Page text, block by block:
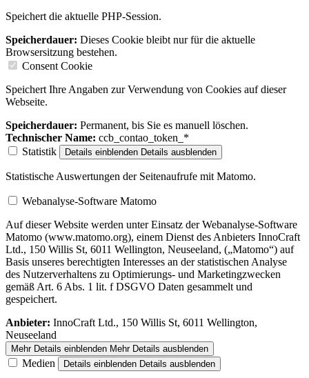
Speichert die aktuelle PHP-Session.
Speicherdauer: Dieses Cookie bleibt nur für die aktuelle
Browsersitzung bestehen.
Consent Cookie
Speichert Ihre Angaben zur Verwendung von Cookies auf dieser
Webseite.
Speicherdauer: Permanent, bis Sie es manuell löschen.
Technischer Name: ccb_contao_token_*
Statistik
Details einblenden Details ausblenden
Statistische Auswertungen der Seitenaufrufe mit Matomo.
Webanalyse-Software Matomo
Auf dieser Website werden unter Einsatz der Webanalyse-Software
Matomo (www.matomo.org), einem Dienst des Anbieters InnoCraft
Ltd., 150 Willis St, 6011 Wellington, Neuseeland, („Matomo“) auf
Basis unseres berechtigten Interesses an der statistischen Analyse
des Nutzerverhaltens zu Optimierungs- und Marketingzwecken
gemäß Art. 6 Abs. 1 lit. f DSGVO Daten gesammelt und
gespeichert.
Anbieter: InnoCraft Ltd., 150 Willis St, 6011 Wellington,
Neuseeland
Mehr Details einblenden Mehr Details ausblenden
Medien Details einblenden Details ausblenden